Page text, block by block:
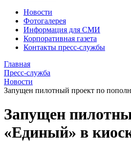
Новости
Фотогалерея
Информация для СМИ
Корпоративная газета
Контакты пресс-службы
Главная
Пресс-служба
Новости
Запущен пилотный проект по
Запущен
«Единый» в